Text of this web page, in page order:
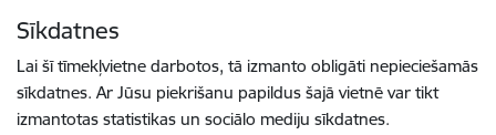
Sīkdatnes
Lai šī tīmekļvietne darbotos, tā izmanto obligāti nepieciešamās
sīkdatnes. Ar Jūsu piekrišanu papildus šajā vietnē var tikt
izmantotas statistikas un sociālo mediju sīkdatnes.